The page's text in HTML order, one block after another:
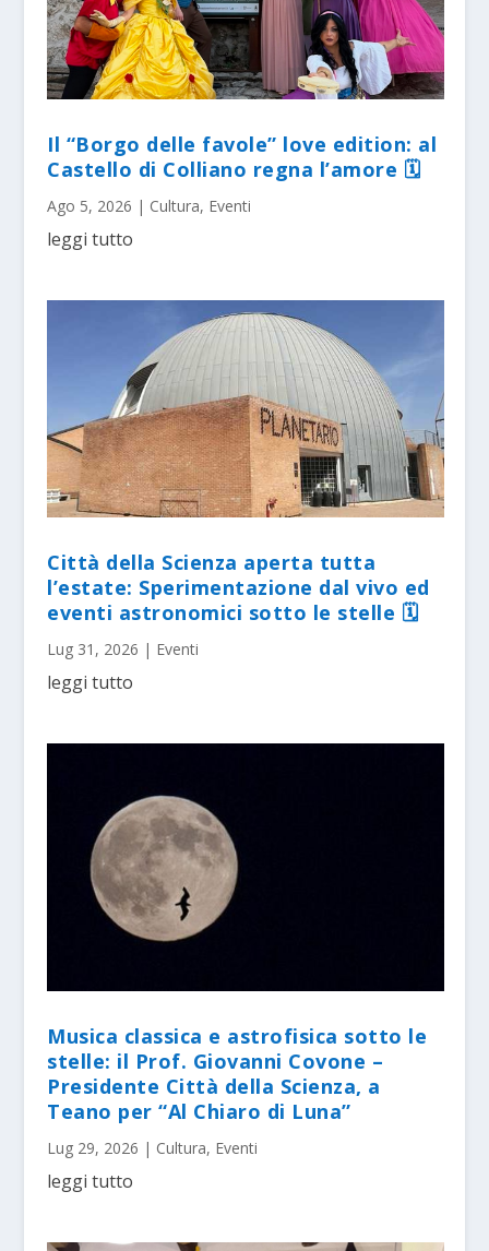
Il “Borgo delle favole” love edition: al
Castello di Colliano regna l’amore 🗓
Ago 5, 2026 | Cultura, Eventi
leggi tutto
Città della Scienza aperta tutta
l’estate: Sperimentazione dal vivo ed
eventi astronomici sotto le stelle 🗓
Lug 31, 2026 | Eventi
leggi tutto
Musica classica e astrofisica sotto le
stelle: il Prof. Giovanni Covone –
Presidente Città della Scienza, a
Teano per “Al Chiaro di Luna”
Lug 29, 2026 | Cultura, Eventi
leggi tutto